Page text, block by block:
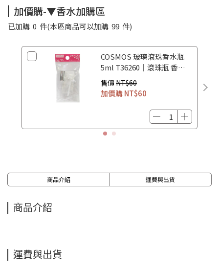
加價購-▼香水加購區
已加購 0 件(本區商品可以加購 99 件)
COSMOS 玻璃滾珠香水瓶
5ml T36260｜滾珠瓶 香水
空瓶 香水分裝瓶
售價 NT$60
加價購NT$60
商品介紹 運費與出貨
商品介紹
運費與出貨